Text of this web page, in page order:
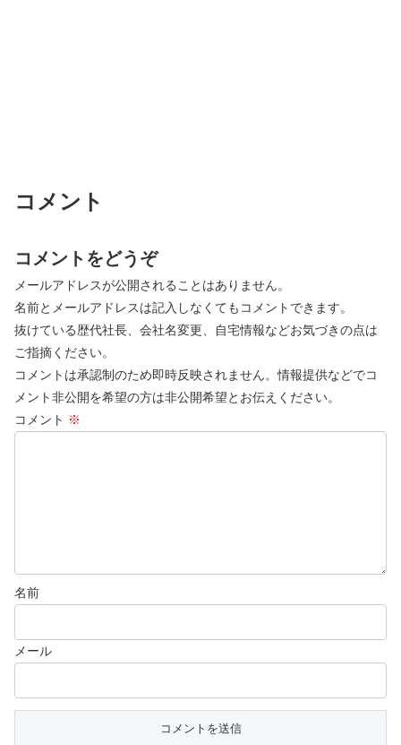
コメント
コメントをどうぞ
メールアドレスが公開されることはありません。
名前とメールアドレスは記入しなくてもコメントできます。
抜けている歴代社長、会社名変更、自宅情報などお気づきの点は
ご指摘ください。
コメントは承認制のため即時反映されません。情報提供などでコ
メント非公開を希望の方は非公開希望とお伝えください。
コメント ※
名前
メール